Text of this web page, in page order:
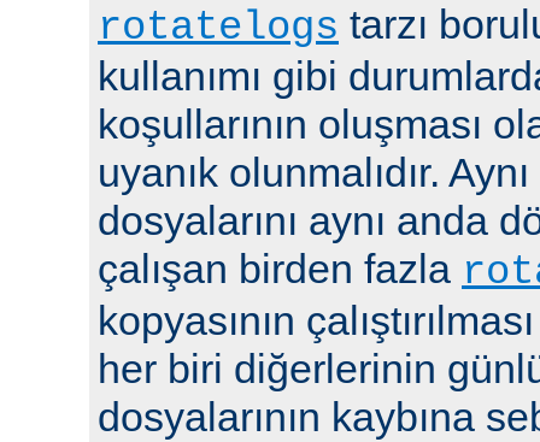
rotatelogs tarzı
kullanımı gibi
koşullarının oluşması
uyanık olunmalıdır.
dosyalarını aynı anda
çalışan birden fazla
kopyasının
her biri diğerlerinin
dosyalarının kaybına